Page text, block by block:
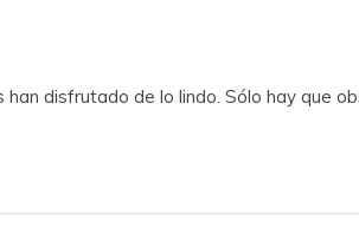
disfrutado de lo lindo. Sólo hay que